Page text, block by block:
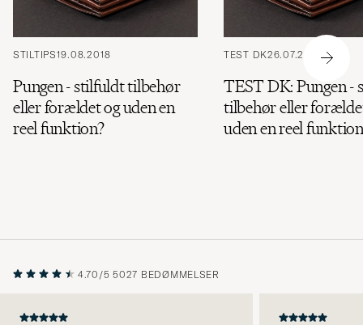
STILTIPS19.08.2018
Pungen - stilfuldt tilbehør
eller forældet og uden en
reel funktion?
TEST DK26.07.2018
TEST DK: Pungen -
tilbehør eller
uden en reel
4.70/5 5027 BEDØMMELSER